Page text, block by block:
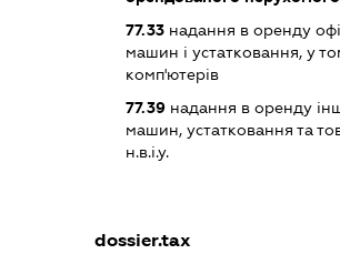
77.33надання в оренду
машин і устатковання, у
комп'ютерів
77.39надання в оренду
машин, устатковання та
н.в.і.у.
dossier.tax